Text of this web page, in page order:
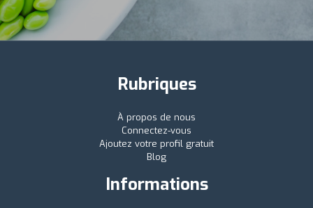
Rubriques
À propos de nous
Connectez-vous
Ajoutez votre profil gratuit
Blog
Informations